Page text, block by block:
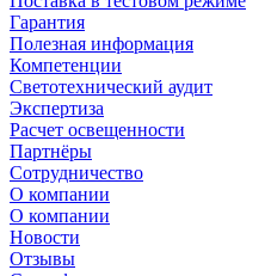
Гарантия
Полезная информация
Компетенции
Светотехнический аудит
Экспертиза
Расчет освещенности
Партнёры
Cотрудничество
О компании
О компании
Новости
Отзывы